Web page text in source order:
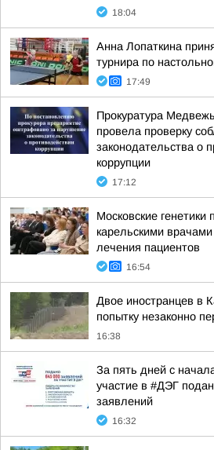
18:04
Анна Лопаткина
турнира по
17:49
Прокуратура
провела проверку
законодательства о
коррупции
17:12
Московские генетики
карельскими
лечения пациентов
16:54
Двое иностранцев в
попытку незаконно
16:38
За пять дней с
участие в #ДЭГ
заявлений
16:32